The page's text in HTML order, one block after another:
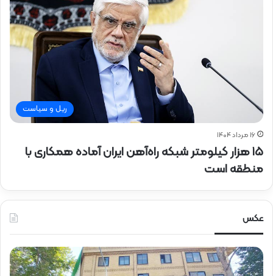
ریل و سیاست
۱۶ مرداد ۱۴۰۴
۱۵ هزار کیلومتر شبکه راه‌آهن ایران آماده همکاری با
منطقه است
عکس
ح
ض